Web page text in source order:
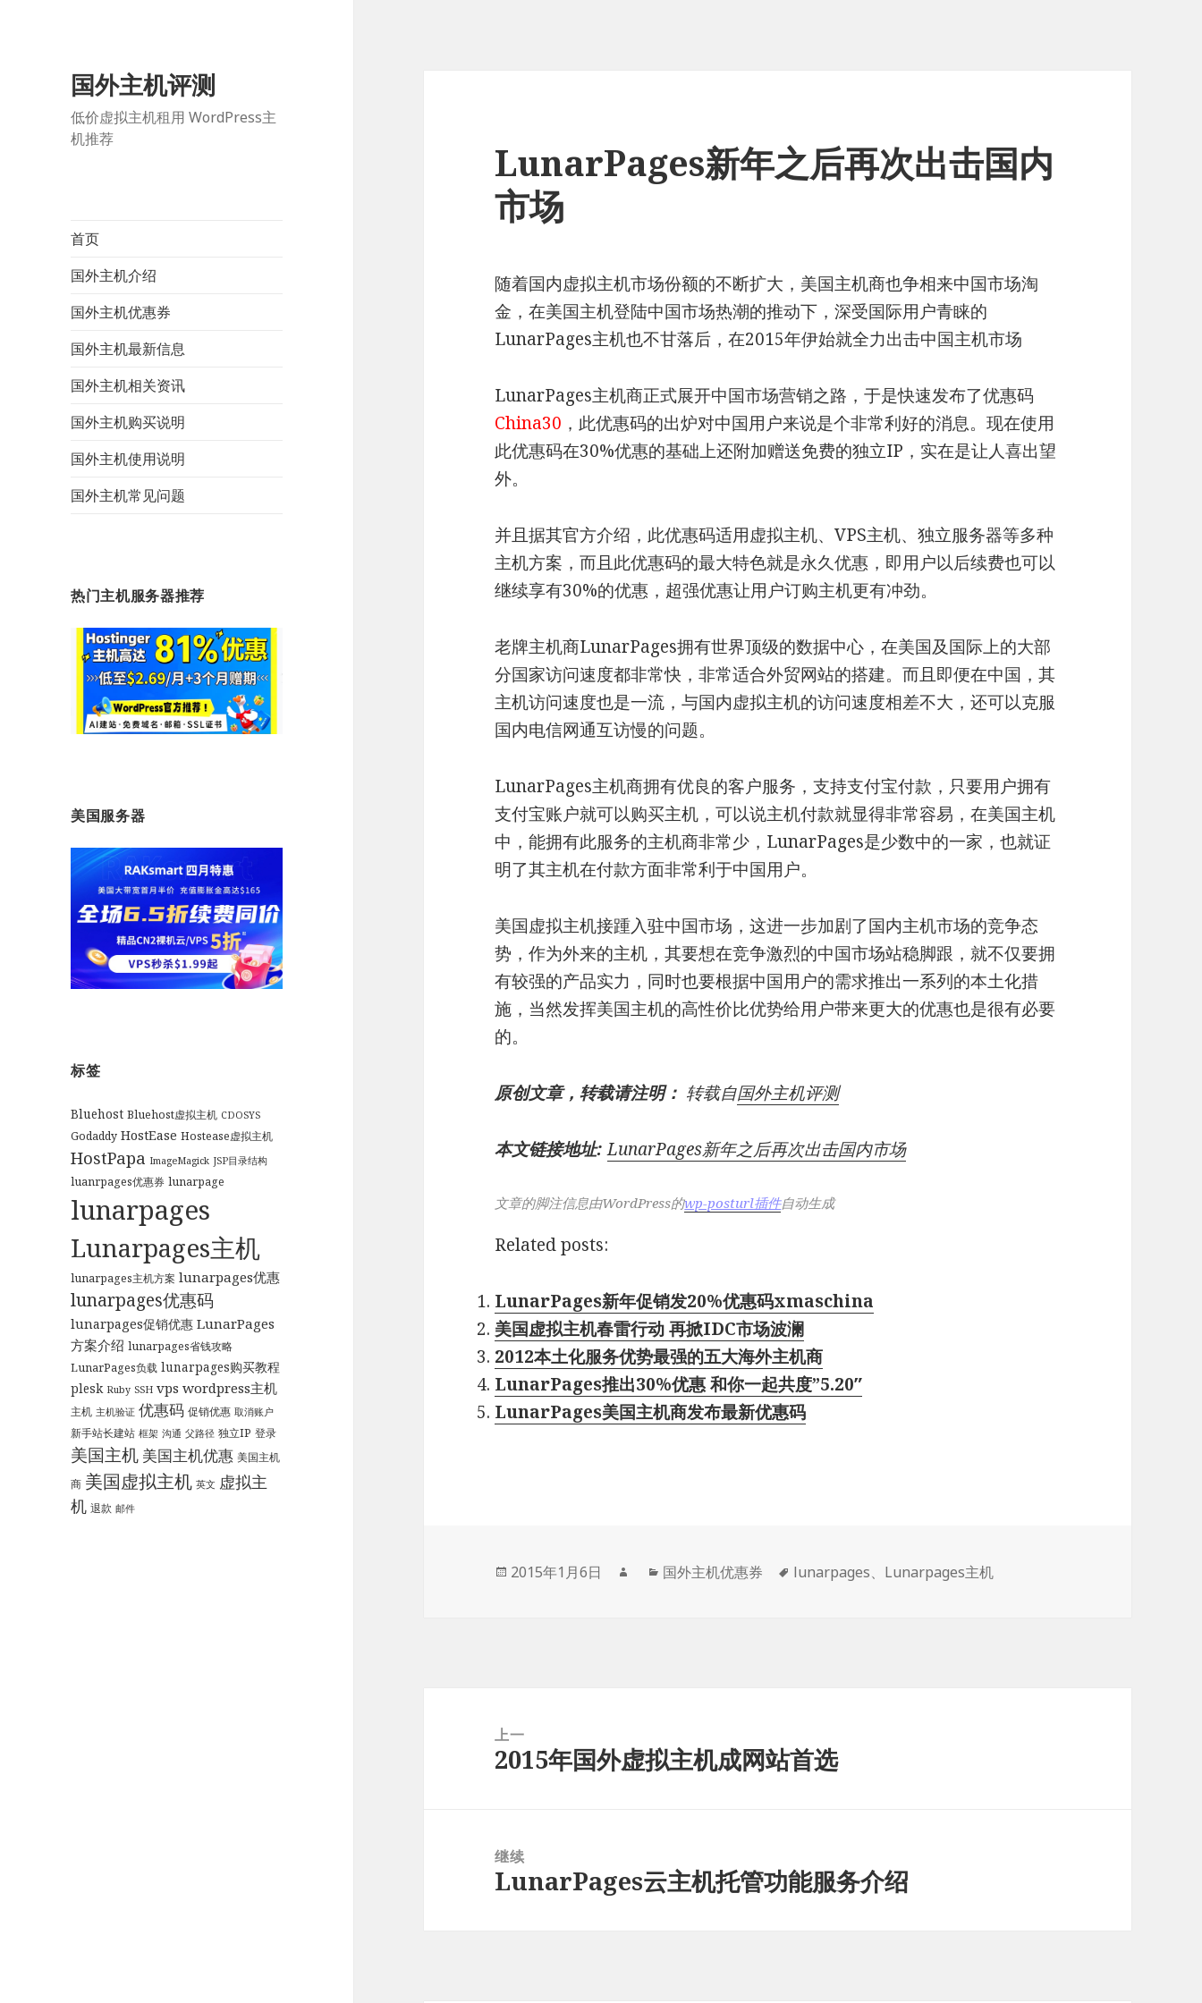
国外主机评测
低价虚拟主机租用 WordPress主
机推荐
首页
国外主机介绍
国外主机优惠券
国外主机最新信息
国外主机相关资讯
国外主机购买说明
国外主机使用说明
国外主机常见问题
热门主机服务器推荐
美国服务器
标签
Bluehost Bluehost虚拟主机 CDOSYS
Godaddy HostEase Hostease虚拟主机
HostPapa ImageMagick JSP目录结构
luanrpages优惠券 lunarpage
lunarpages
Lunarpages主机
lunarpages主机方案 lunarpages优惠
lunarpages优惠码
lunarpages促销优惠 LunarPages
方案介绍 lunarpages省钱攻略
LunarPages负载 lunarpages购买教程
plesk Ruby SSH vps wordpress主机
主机 主机验证 优惠码 促销优惠 取消账户
新手站长建站 框架 沟通 父路径 独立IP 登录
美国主机 美国主机优惠 美国主机
商 美国虚拟主机 英文 虚拟主
机 退款 邮件
LunarPages新年之后再次出击国内
市场
随着国内虚拟主机市场份额的不断扩大，美国主机商也争相来中国市场淘
金，在美国主机登陆中国市场热潮的推动下，深受国际用户青睐的
LunarPages主机也不甘落后，在2015年伊始就全力出击中国主机市场
LunarPages主机商正式展开中国市场营销之路，于是快速发布了优惠码
China30 ，此优惠码的出炉对中国用户来说是个非常利好的消息。现在使用
此优惠码在30%优惠的基础上还附加赠送免费的独立IP，实在是让人喜出望
外。
并且据其官方介绍，此优惠码适用虚拟主机、VPS主机、独立服务器等多种
主机方案，而且此优惠码的最大特色就是永久优惠，即用户以后续费也可以
继续享有30%的优惠，超强优惠让用户订购主机更有冲劲。
老牌主机商LunarPages拥有世界顶级的数据中心，在美国及国际上的大部
分国家访问速度都非常快，非常适合外贸网站的搭建。而且即便在中国，其
主机访问速度也是一流，与国内虚拟主机的访问速度相差不大，还可以克服
国内电信网通互访慢的问题。
LunarPages主机商拥有优良的客户服务，支持支付宝付款，只要用户拥有
支付宝账户就可以购买主机，可以说主机付款就显得非常容易，在美国主机
中，能拥有此服务的主机商非常少，LunarPages是少数中的一家，也就证
明了其主机在付款方面非常利于中国用户。
美国虚拟主机接踵入驻中国市场，这进一步加剧了国内主机市场的竞争态
势，作为外来的主机，其要想在竞争激烈的中国市场站稳脚跟，就不仅要拥
有较强的产品实力，同时也要根据中国用户的需求推出一系列的本土化措
施，当然发挥美国主机的高性价比优势给用户带来更大的优惠也是很有必要
的。
原创文章，转载请注明： 转载自国外主机评测
本文链接地址: LunarPages新年之后再次出击国内市场
文章的脚注信息由WordPress的wp-posturl插件自动生成
Related posts:
LunarPages新年促销发20%优惠码xmaschina
美国虚拟主机春雷行动 再掀IDC市场波澜
2012本土化服务优势最强的五大海外主机商
LunarPages推出30%优惠 和你一起共度”5.20″
LunarPages美国主机商发布最新优惠码
发
2015年1月6日
分
国外主机优惠券
标
lunarpages、 Lunarpages主机
上一
上
2015年国外虚拟主机成网站首选
继续
下
LunarPages云主机托管功能服务介绍